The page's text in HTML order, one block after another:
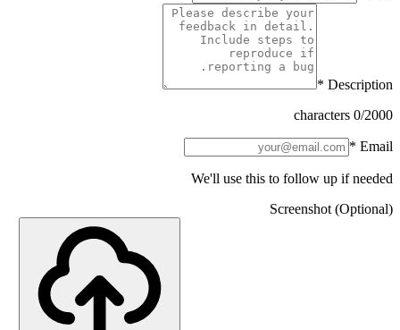
Description
*
0/2000 characters
Email
*
We'll use this to follow up if needed
Screenshot (Optional)